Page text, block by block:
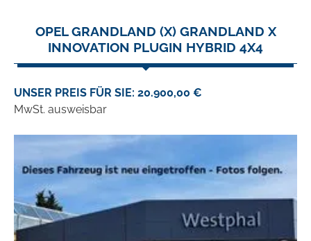
OPEL GRANDLAND (X) GRANDLAND X
INNOVATION PLUGIN HYBRID 4X4
UNSER PREIS FÜR SIE: 20.900,00 €
MwSt. ausweisbar